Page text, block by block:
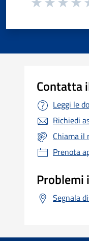
Contatta
Leggi le
Richiedi
Chiama il
Prenota
Problemi
Segnala